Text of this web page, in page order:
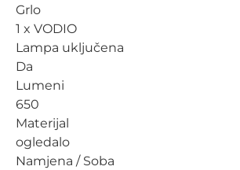
Grlo
1 x VODIO
Lampa uključena
Da
Lumeni
650
Materijal
ogledalo
Namjena / Soba